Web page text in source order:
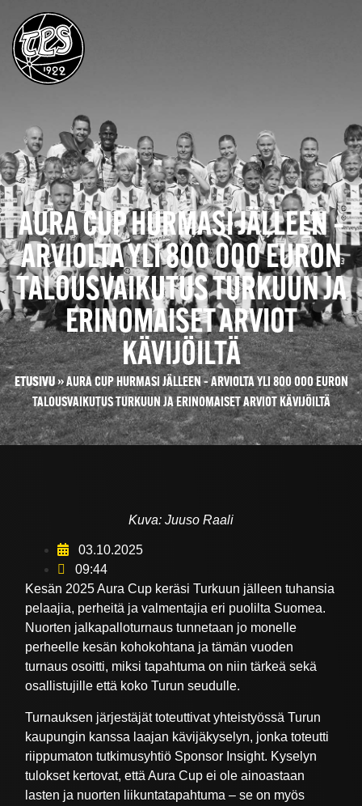
AURA CUP HURMASI JÄLLEEN –
ARVIOLTA YLI 800 000 EURON
TALOUSVAIKUTUS TURKUUN JA
ERINOMAISET ARVIOT
KÄVIJÖILTÄ
ETUSIVU»AURA CUP HURMASI JÄLLEEN – ARVIOLTA YLI 800 000 EURON
TALOUSVAIKUTUS TURKUUN JA ERINOMAISET ARVIOT KÄVIJÖILTÄ
Kuva: Juuso Raali
03.10.2025
09:44
Kesän 2025 Aura Cup keräsi Turkuun jälleen tuhansia
pelaajia, perheitä ja valmentajia eri puolilta Suomea.
Nuorten jalkapalloturnaus tunnetaan jo monelle
perheelle kesän kohokohtana ja tämän vuoden
turnaus osoitti, miksi tapahtuma on niin tärkeä sekä
osallistujille että koko Turun seudulle.
Turnauksen järjestäjät toteuttivat yhteistyössä Turun
kaupungin kanssa laajan kävijäkyselyn, jonka toteutti
riippumaton tutkimusyhtiö Sponsor Insight. Kyselyn
tulokset kertovat, että Aura Cup ei ole ainoastaan
lasten ja nuorten liikuntatapahtuma – se on myös